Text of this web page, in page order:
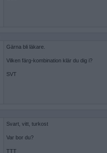
Gärna bli läkare.
Vilken färg-kombination klär du dig i?
SVT
Svart, vitt, turkost
Var bor du?
TTT